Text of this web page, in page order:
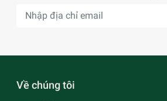
Về chúng tôi